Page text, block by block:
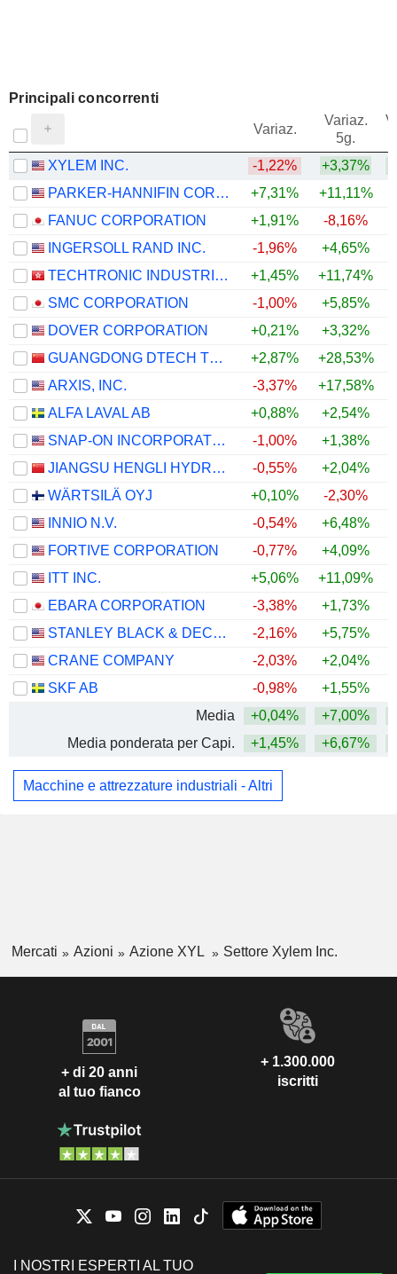
Principali concorrenti
Variaz.
Variaz.
5g.
XYLEM INC.
-1,22% +3,37%
PARKER-HANNIFIN CORPORATION
+7,31% +11,11%
FANUC CORPORATION
+1,91% -8,16%
INGERSOLL RAND INC.
-1,96% +4,65%
TECHTRONIC INDUSTRIES COMPANY LIMITED
+1,45% +11,74%
SMC CORPORATION
-1,00% +5,85%
DOVER CORPORATION
+0,21% +3,32%
GUANGDONG DTECH TECHNOLOGY CO., LTD.
+2,87% +28,53%
ARXIS, INC.
-3,37% +17,58%
ALFA LAVAL AB
+0,88% +2,54%
SNAP-ON INCORPORATED
-1,00% +1,38%
JIANGSU HENGLI HYDRAULIC CO.,LTD
-0,55% +2,04%
WÄRTSILÄ OYJ
+0,10% -2,30%
INNIO N.V.
-0,54% +6,48%
FORTIVE CORPORATION
-0,77% +4,09%
ITT INC.
+5,06% +11,09%
EBARA CORPORATION
-3,38% +1,73%
STANLEY BLACK & DECKER, INC.
-2,16% +5,75%
CRANE COMPANY
-2,03% +2,04%
SKF AB
-0,98% +1,55%
Media
+0,04% +7,00%
Media ponderata per Capi.
+1,45% +6,67%
Macchine e attrezzature industriali - Altri
Mercati Azioni Azione XYL Settore Xylem Inc.
+ di 20 anni
al tuo fianco
+ 1.300.000
iscritti
I NOSTRI ESPERTI AL TUO